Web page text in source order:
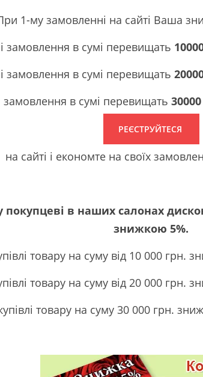
1-му замовленнi на сайті Ваша
в сумі перевищать
в сумі перевищать
в сумі перевищать
РЕЄСТРУЙТЕСЯ
на сайті і економте на своїх
в наших салонах
знижкою 5%.
товару на суму від 10 000 грн.
товару на суму від 20 000 грн.
товару на суму 30 000 грн.